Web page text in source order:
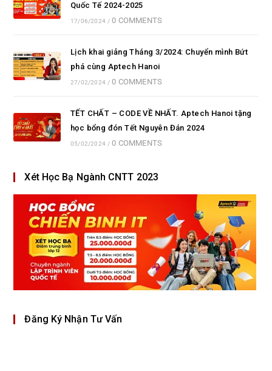
Quốc Tế 2024-2025
17/06/2024 / 0 COMMENTS
Lịch khai giảng Tháng 3/2024: Chuyển mình Bứt
phá cùng Aptech Hanoi
27/02/2024 / 0 COMMENTS
TẾT CHẤT – CODE VỀ NHẤT. Aptech Hanoi tặng
học bổng đón Tết Nguyên Đán 2024
05/02/2024 / 0 COMMENTS
Xét Học Bạ Ngành CNTT 2023
Đăng Ký Nhận Tư Vấn